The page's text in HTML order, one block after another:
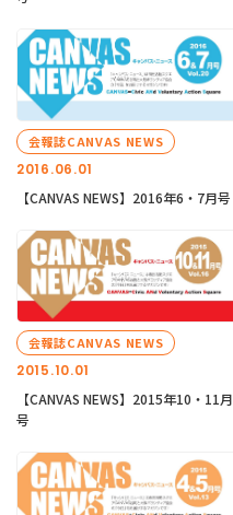
2016.06.01
会報誌CANVAS NEWS
【CANVAS NEWS】2016年6・7月号
2015.10.01
会報誌CANVAS NEWS
【CANVAS NEWS】2015年10・11月
号